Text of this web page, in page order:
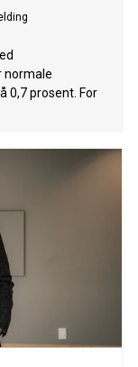
normale
0,7 prosent. For